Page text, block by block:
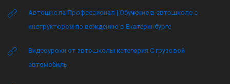
Автошкола Профессионал | Обучение в автошколе с
инструктором по вождению в Екатеринбурге
Видеоуроки от автошколы категория C грузовой
автомобиль